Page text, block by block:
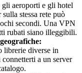
gli aeroporti e gli hotel
stessa rete può
secondi. Una VPN
rubati siano illeggibili.
librerie diverse in
a un server